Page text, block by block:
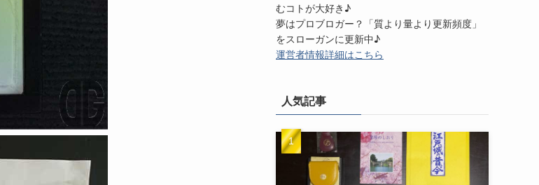
むコトが大好き♪
夢はプロブロガー？「質より量より更新頻度」
をスローガンに更新中♪
運営者情報詳細はこちら
人気記事